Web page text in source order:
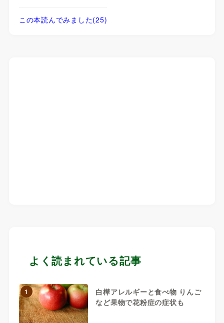
この本読んでみました(25)
よく読まれている記事
1
白樺アレルギーと食べ物 りんご
など果物で花粉症の症状も